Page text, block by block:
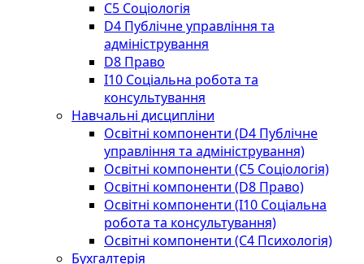
С5 Соціологія
D4 Публічне управління та
адміністрування
D8 Право
I10 Соціальна робота та
консультування
Навчальні дисципліни
Освітні компоненти (D4 Публічне
управління та адміністрування)
Освітні компоненти (С5 Соціологія)
Освітні компоненти (D8 Право)
Освітні компоненти (I10 Соціальна
робота та консультування)
Освітні компоненти (С4 Психологія)
Бухгалтерія